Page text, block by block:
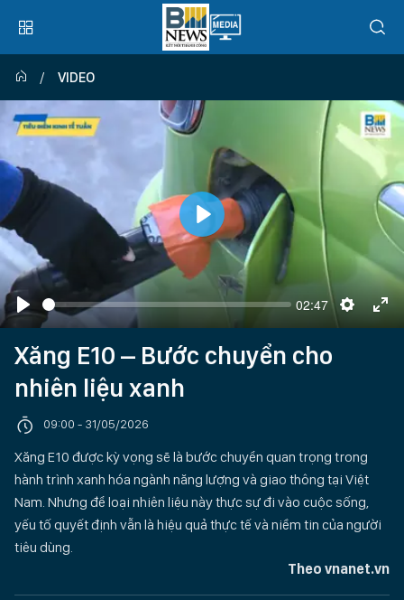
VIDEO
Play
Play
Seek
02:47
Xăng E10 – Bước chuyển cho
nhiên liệu xanh
09:00 - 31/05/2026
Xăng E10 được kỳ vọng sẽ là bước chuyển quan trọng trong
hành trình xanh hóa ngành năng lượng và giao thông tại Việt
Nam. Nhưng để loại nhiên liệu này thực sự đi vào cuộc sống,
yếu tố quyết định vẫn là hiệu quả thực tế và niềm tin của người
tiêu dùng.
Theo vnanet.vn